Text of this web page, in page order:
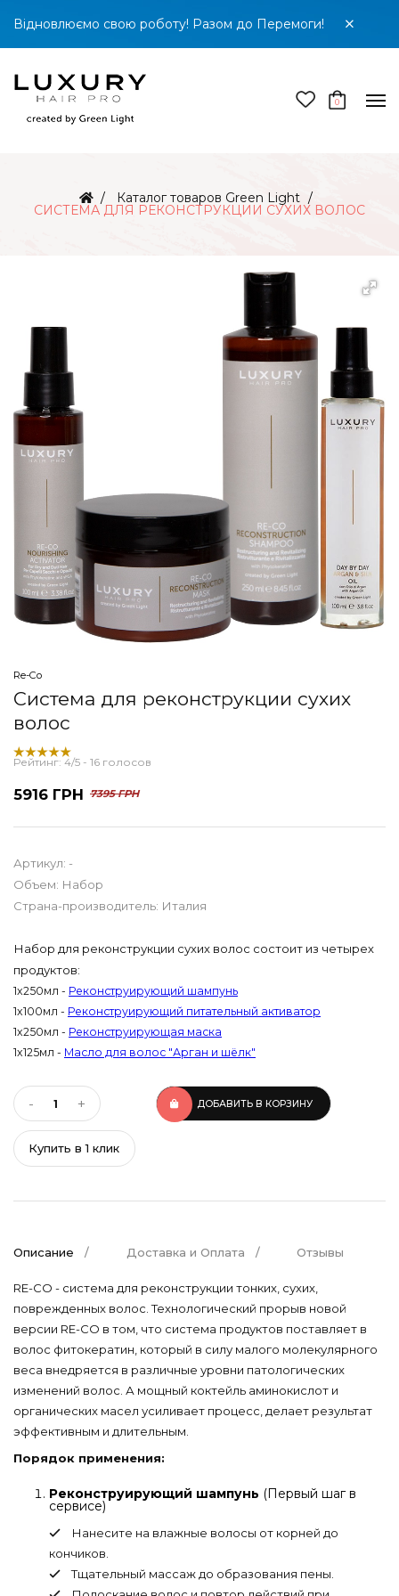
Відновлюємо свою роботу! Разом до Перемоги!
0
Каталог товаров Green Light
СИСТЕМА ДЛЯ РЕКОНСТРУКЦИИ СУХИХ ВОЛОС
Re-Co
Система для реконструкции сухих
волос
Рейтинг:4/5 - 16 голосов
5916 ГРН 7395 ГРН
Артикул: -
Объем: Набор
Страна-производитель: Италия
Набор для реконструкции сухих волос состоит из четырех
продуктов:
1x250мл - Реконструирующий шампунь
1x100мл - Реконструирующий питательный активатор
1x250мл - Реконструирующая маска
1x125мл - Масло для волос "Арган и шёлк"
- + ДОБАВИТЬ В КОРЗИНУ
Купить в 1 клик
Описание Доставка и Оплата Отзывы
RE-CO - система для реконструкции тонких, сухих,
поврежденных волос. Технологический прорыв новой
версии RE-CO в том, что система продуктов поставляет в
волос фитокератин, который в силу малого молекулярного
веса внедряется в различные уровни патологических
изменений волос. А мощный коктейль аминокислот и
органических масел усиливает процесс, делает результат
эффективным и длительным.
Порядок применения:
Реконструирующий шампунь (Первый шаг в
сервисе)
Нанесите на влажные волосы от корней до
кончиков.
Тщательный массаж до образования пены.